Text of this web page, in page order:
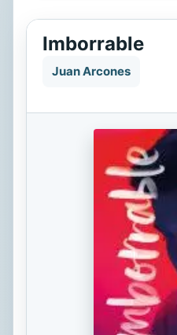
Imborrable
Juan Arcones